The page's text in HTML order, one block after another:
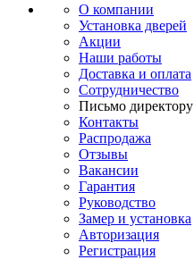
О компании
Установка дверей
Акции
Наши работы
Доставка и оплата
Сотрудничество
Письмо директору
Контакты
Распродажа
Отзывы
Вакансии
Гарантия
Руководство
Замер и установка
Авторизация
Регистрация